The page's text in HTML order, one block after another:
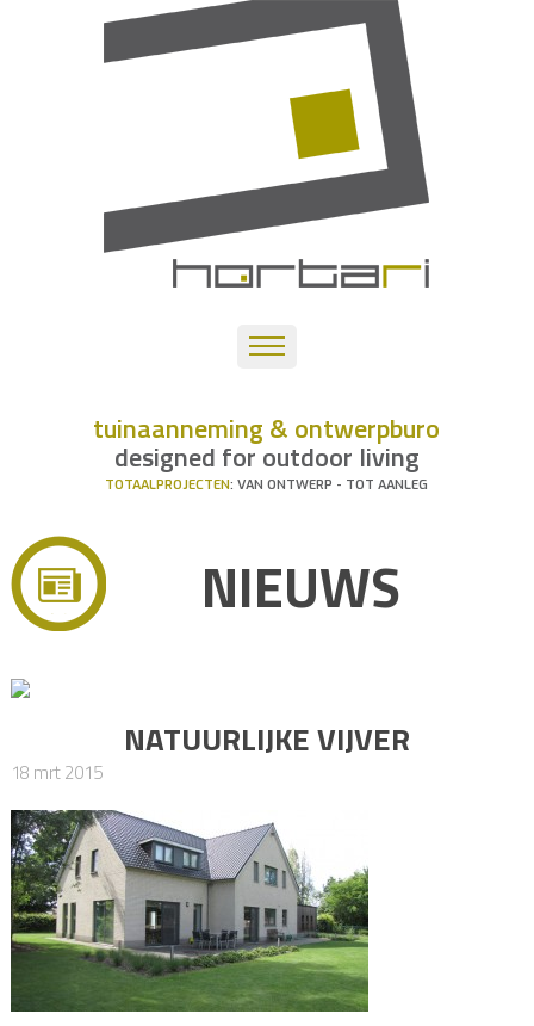
tuinaanneming & ontwerpburo
designed for outdoor living
TOTAALPROJECTEN: VAN ONTWERP - TOT AANLEG
NIEUWS
NATUURLIJKE VIJVER
18 mrt 2015